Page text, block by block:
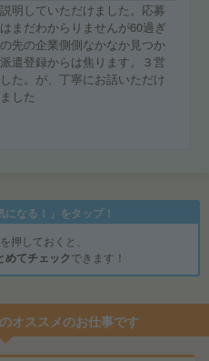
明していただけました。応募
まだわからりませんが60過ぎ
先の企業側側なかなか見つか
遣登録からは焦ります。３営
た。が、丁寧にお話いただけ
した
なる！」をタップ！
押しておくと、
めてチェックできます！
オススメのお仕事です